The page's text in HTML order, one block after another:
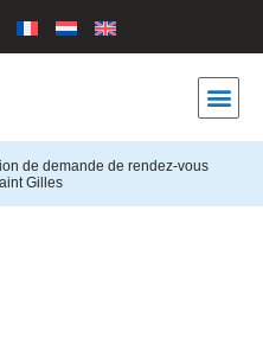
de demande de rendez-vous
Gilles